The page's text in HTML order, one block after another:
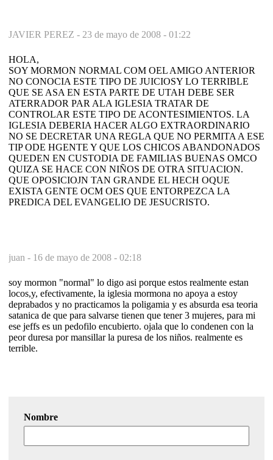
JAVIER PEREZ - 23 de mayo de 2008 - 01:22
HOLA,
SOY MORMON NORMAL COM OEL AMIGO ANTERIOR
NO CONOCIA ESTE TIPO DE JUICIOSY LO TERRIBLE
QUE SE ASA EN ESTA PARTE DE UTAH DEBE SER
ATERRADOR PAR ALA IGLESIA TRATAR DE
CONTROLAR ESTE TIPO DE ACONTESIMIENTOS. LA
IGLESIA DEBERIA HACER ALGO EXTRAORDINARIO
NO SE DECRETAR UNA REGLA QUE NO PERMITA A ESE
TIP ODE HGENTE Y QUE LOS CHICOS ABANDONADOS
QUEDEN EN CUSTODIA DE FAMILIAS BUENAS OMCO
QUIZA SE HACE CON NIÑOS DE OTRA SITUACION.
QUE OPOSICIOJN TAN GRANDE EL HECH OQUE
EXISTA GENTE OCM OES QUE ENTORPEZCA LA
PREDICA DEL EVANGELIO DE JESUCRISTO.
juan - 16 de mayo de 2008 - 02:18
soy mormon "normal" lo digo asi porque estos realmente estan
locos,y, efectivamente, la iglesia mormona no apoya a estoy
deprabados y no practicamos la poligamia y es absurda esa teoria
satanica de que para salvarse tienen que tener 3 mujeres, para mi
ese jeffs es un pedofilo encubierto. ojala que lo condenen con la
peor duresa por mansillar la puresa de los niños. realmente es
terrible.
Nombre